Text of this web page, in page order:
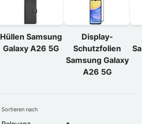
Hüllen Samsung
Galaxy A26 5G
Display-
Schutzfolien
Samsung Galaxy
A26 5G
Sortieren nach